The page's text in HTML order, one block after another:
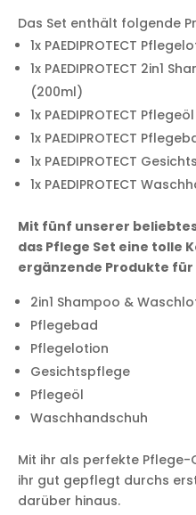
Das Set enthält folgende
1x PAEDIPROTECT
1x PAEDIPROTECT 2in1
(200ml)
1x PAEDIPROTECT
1x PAEDIPROTECT
1x PAEDIPROTECT
1x PAEDIPROTECT
Mit fünf unserer
das Pflege Set eine tolle
ergänzende Produkte für
2in1 Shampoo &
Pflegebad
Pflegelotion
Gesichtspflege
Pflegeöl
Waschhandschuh
Mit ihr als perfekte
ihr gut gepflegt durchs
darüber hinaus.